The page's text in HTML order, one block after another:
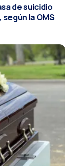
de suicidio
la OMS